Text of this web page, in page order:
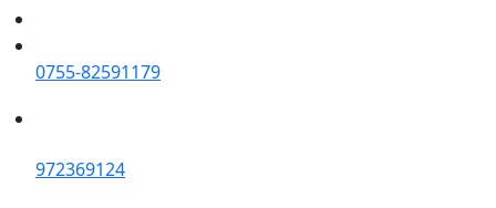
0755-82591179
972369124